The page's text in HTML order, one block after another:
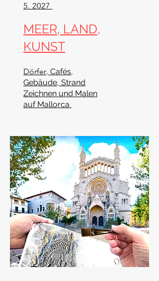
5. 2027
MEER, LAND,
KUNST
Dörfer, Cafés,
Gebäude, Strand
Zeichnen und Malen
auf Mallorca